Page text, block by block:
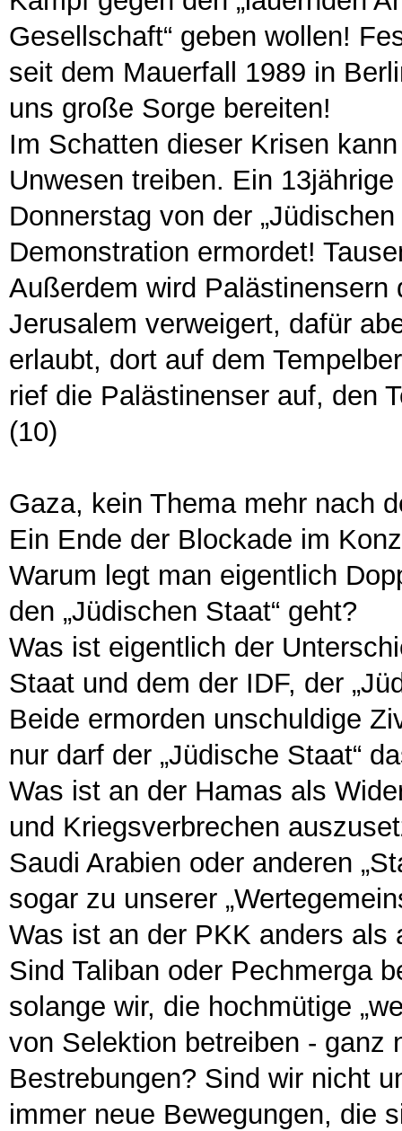
Gesellschaft“ geben wollen!
seit dem Mauerfall 1989 in
uns große Sorge bereiten!
Im Schatten dieser Krisen
Unwesen treiben. Ein
Donnerstag von der
Demonstration ermordet!
Außerdem wird
Jerusalem verweigert, dafür
erlaubt, dort auf dem
rief die Palästinenser auf, den
(10)
Gaza, kein Thema mehr nach
Ein Ende der Blockade im
Warum legt man eigentlich
den „Jüdischen Staat“ geht?
Was ist eigentlich der
Staat und dem der IDF, der
Beide ermorden unschuldige
nur darf der „Jüdische Staat“
Was ist an der Hamas als
und Kriegsverbrechen
Saudi Arabien oder anderen
sogar zu unserer
Was ist an der PKK anders als
Sind Taliban oder Pechmerga
solange wir, die hochmütige
von Selektion betreiben - ganz
Bestrebungen? Sind wir nicht
immer neue Bewegungen, die